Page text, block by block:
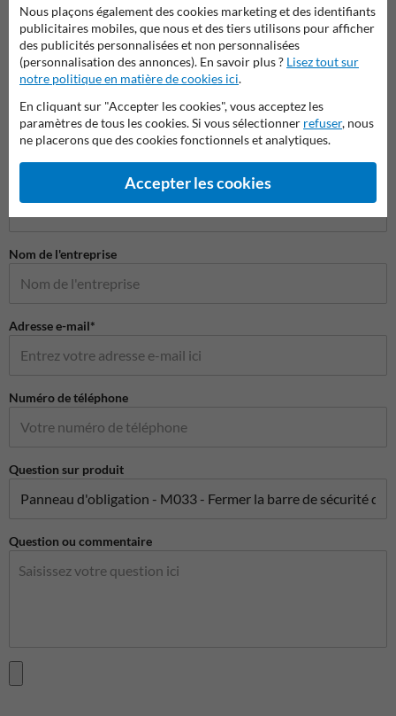
Nom de l'entreprise
Adresse e-mail*
Numéro de téléphone
Question sur produit
Question ou commentaire
Nous plaçons également des cookies marketing et des identifiants
publicitaires mobiles, que nous et des tiers utilisons pour afficher
des publicités personnalisées et non personnalisées
(personnalisation des annonces). En savoir plus ? Lisez tout sur
notre politique en matière de cookies ici.
En cliquant sur "Accepter les cookies", vous acceptez les
paramètres de tous les cookies. Si vous sélectionner refuser, nous
ne placerons que des cookies fonctionnels et analytiques.
Accepter les cookies